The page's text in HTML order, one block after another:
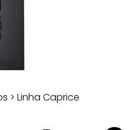
> Linha Caprice